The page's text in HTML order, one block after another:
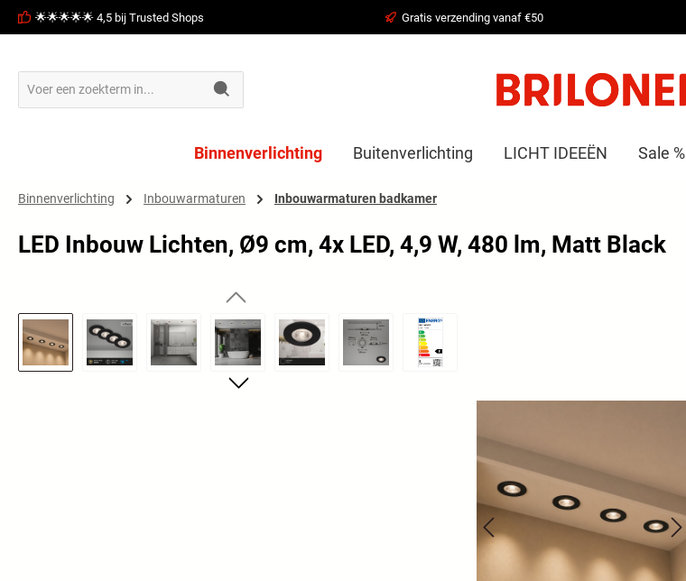
Ga naar de hoofdnavigatie
🌟🌟🌟🌟🌟 4,5 bij Trusted Shops Gratis verzending vanaf €50
Binnenverlichting Buitenverlichting LICHT IDEEËN Sale %
Binnenverlichting Inbouwarmaturen Inbouwarmaturen badkamer
LED Inbouw Lichten, Ø9 cm, 4x LED, 4,9 W, 480 lm, Matt Black
Afbeeldingengalerij overslaan